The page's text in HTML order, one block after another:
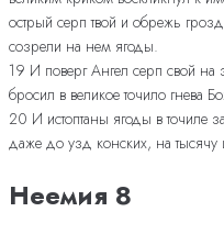
острый серп твой и обрежь
созрели на нем ягоды.
19 И поверг Ангел серп свой
бросил в великое точило гнева
20 И истоптаны ягоды в точиле
даже до узд конских, на тысячу
Неемия 8